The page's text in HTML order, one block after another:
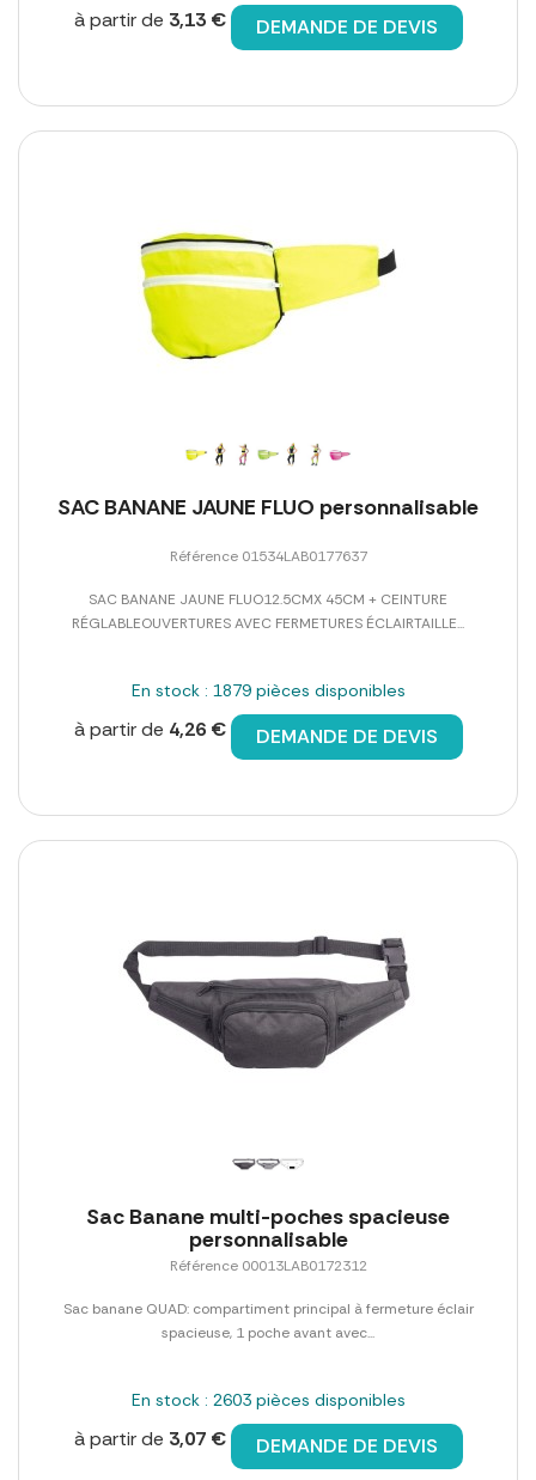
à partir de 3,13 € DEMANDE DE DEVIS
SAC BANANE JAUNE FLUO personnalisable
Référence 01534LAB0177637
SAC BANANE JAUNE FLUO12.5CMX 45CM + CEINTURE
RÉGLABLEOUVERTURES AVEC FERMETURES ÉCLAIRTAILLE...
En stock : 1879 pièces disponibles
à partir de 4,26 € DEMANDE DE DEVIS
Sac Banane multi-poches spacieuse
personnalisable
Référence 00013LAB0172312
Sac banane QUAD: compartiment principal à fermeture éclair
spacieuse, 1 poche avant avec...
En stock : 2603 pièces disponibles
à partir de 3,07 € DEMANDE DE DEVIS